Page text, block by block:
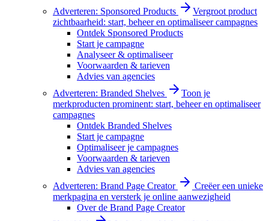
Adverteren: Sponsored Products
Vergroot product
zichtbaarheid: start, beheer en optimaliseer campagnes
Ontdek Sponsored Products
Start je campagne
Analyseer & optimaliseer
Voorwaarden & tarieven
Advies van agencies
Adverteren: Branded Shelves
Toon je
merkproducten prominent: start, beheer en optimaliseer
campagnes
Ontdek Branded Shelves
Start je campagne
Optimaliseer je campagnes
Voorwaarden & tarieven
Advies van agencies
Adverteren: Brand Page Creator
Creëer een unieke
merkpagina en versterk je online aanwezigheid
Over de Brand Page Creator